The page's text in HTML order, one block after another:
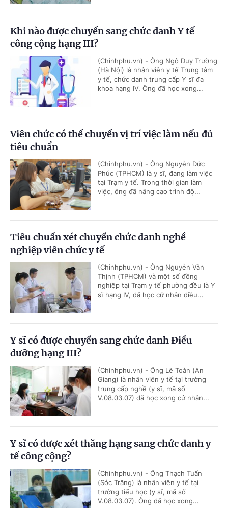
Khi nào được chuyển sang chức danh Y tế
công cộng hạng III?
(Chinhphu.vn) - Ông Ngô Duy Trường
(Hà Nội) là nhân viên y tế Trung tâm
y tế, chức danh trung cấp Y sĩ đa
khoa hạng IV. Ông đã học xong...
Viên chức có thể chuyển vị trí việc làm nếu đủ
tiêu chuẩn
(Chinhphu.vn) - Ông Nguyễn Đức
Phúc (TPHCM) là y sĩ, đang làm việc
tại Trạm y tế. Trong thời gian làm
việc, ông đã nâng cao trình độ...
Tiêu chuẩn xét chuyển chức danh nghề
nghiệp viên chức y tế
(Chinhphu.vn) - Ông Nguyễn Văn
Thịnh (TPHCM) và một số đồng
nghiệp tại Trạm y tế phường đều là Y
sĩ hạng IV, đã học cử nhân điều...
Y sĩ có được chuyển sang chức danh Điều
dưỡng hạng III?
(Chinhphu.vn) - Ông Lê Toàn (An
Giang) là nhân viên y tế tại trường
trung cấp nghề (y sĩ, mã số
V.08.03.07) đã học xong cử nhân...
Y sĩ có được xét thăng hạng sang chức danh y
tế công cộng?
(Chinhphu.vn) - Ông Thạch Tuấn
(Sóc Trăng) là nhân viên y tế tại
trường tiểu học (y sĩ, mã số
V.08.03.07). Ông đã học xong...